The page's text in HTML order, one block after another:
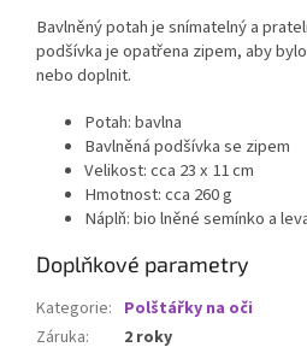
Bavlněný potah je snímatelný a
podšívka je opatřena zipem, aby
nebo doplnit.
Potah: bavlna
Bavlněná podšívka se zipem
Velikost: cca 23 x 11 cm
Hmotnost: cca 260 g
Náplň: bio lněné semínko a
Doplňkové parametry
Kategorie: Polštářky na oči
Záruka:
2 roky